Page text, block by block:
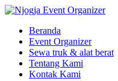
Beranda
Event Organizer
Sewa truk & alat berat
Tentang Kami
Kontak Kami